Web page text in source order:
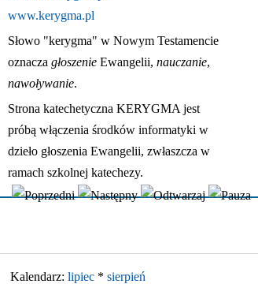
www.kerygma.pl
Słowo "kerygma" w Nowym Testamencie
oznacza głoszenie Ewangelii, nauczanie,
nawoływanie.
Strona katechetyczna KERYGMA jest
próbą włączenia środków informatyki w
dzieło głoszenia Ewangelii, zwłaszcza w
ramach szkolnej katechezy.
Kalendarz: lipiec * sierpień